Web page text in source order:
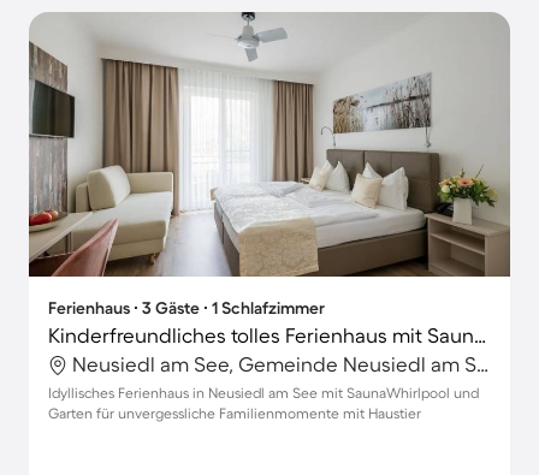
Ferienhaus ∙ 3 Gäste ∙ 1 Schlafzimmer
Kinderfreundliches tolles Ferienhaus mit Sauna, Whirlpool und Garten | Ideal für Homeoffice | Hunde erlaubt
Neusiedl am See, Gemeinde Neusiedl am See, Österreich
Idyllisches Ferienhaus in Neusiedl am See mit SaunaWhirlpool und
Garten für unvergessliche Familienmomente mit Haustier